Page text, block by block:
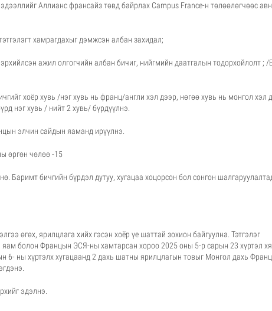
Аллианс франсайз төвд байрлах Campus France-н төлөөлөгчөөс
хамрагдахыг дэмжсэн албан захидал;
ажил олгогчийн албан бичиг, нийгмийн даатгалын тодорхойлолт ; /
хоёр хувь /нэг хувь нь франц/англи хэл дээр, нөгөө хувь нь монгол хэл
нэг хувь / нийт 2 хувь/ бүрдүүлнэ.
элчин сайдын яаманд ирүүлнэ.
өргөн чөлөө -15
Баримт бичгийн бүрдэл дутуу, хугацаа хоцорсон бол сонгон
өгөх, ярилцлага хийх гэсэн хоёр үе шаттай зохион байгуулна. Тэтгэлэг
болон Францын ЭСЯ-ны хамтарсан хороо 2025 оны 5-р сарын 23 хүртэл
6- ны хүртэлх хугацаанд 2 дахь шатны ярилцлагын товыг Монгол дахь Франц
эдэлнэ.